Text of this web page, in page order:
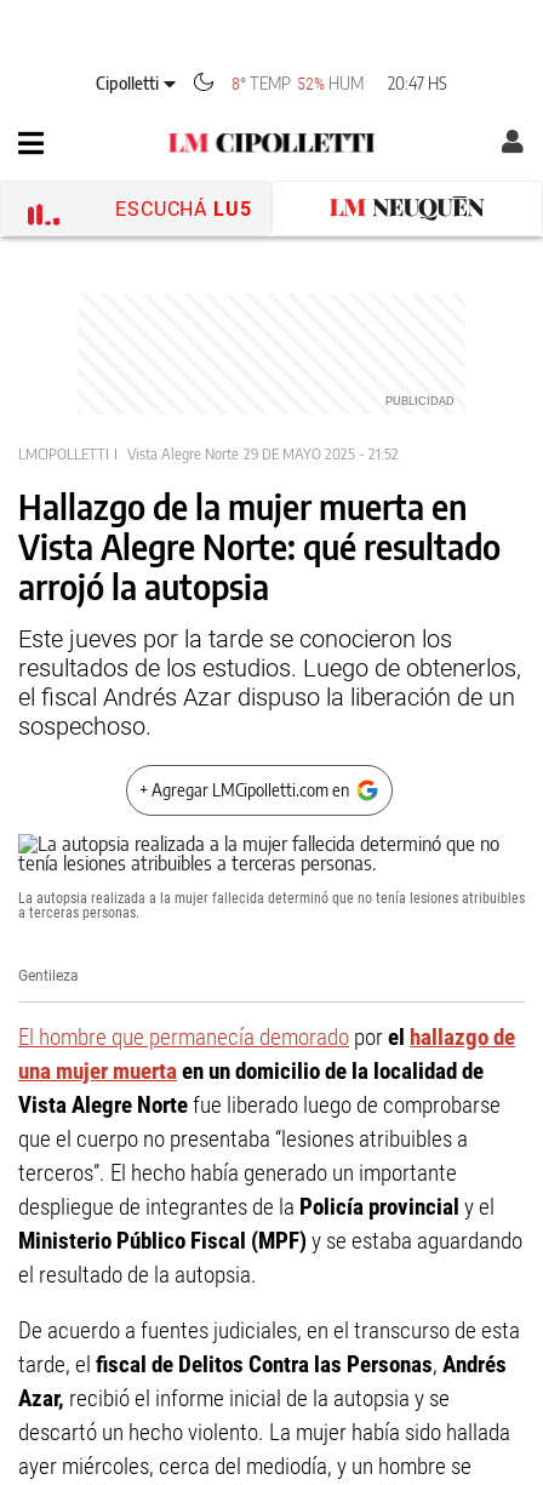
Cipolletti 8° TEMP 52% HUM 20:47 HS
ESCUCHÁ LU5
LMCIPOLLETTI Vista Alegre Norte 29 DE MAYO 2025 - 21:52
Hallazgo de la mujer muerta en
Vista Alegre Norte: qué resultado
arrojó la autopsia
Este jueves por la tarde se conocieron los
resultados de los estudios. Luego de obtenerlos,
el fiscal Andrés Azar dispuso la liberación de un
sospechoso.
+ Agregar LMCipolletti.com en
La autopsia realizada a la mujer fallecida determinó que no tenía lesiones atribuibles
a terceras personas.
Gentileza
El hombre que permanecía demorado porel hallazgo de
una mujer muertaen un domicilio de la localidad de
Vista Alegre Nortefue liberado luego de comprobarse
que el cuerpo no presentaba “lesiones atribuibles a
terceros”. El hecho había generado un importante
despliegue de integrantes de la Policía provincial y el
Ministerio Público Fiscal (MPF)y se estaba aguardando
el resultado de la autopsia.
De acuerdo a fuentes judiciales, en el transcurso de esta
tarde, el fiscal de Delitos Contra las Personas, Andrés
Azar, recibió el informe inicial de la autopsia y se
descartó un hecho violento. La mujer había sido hallada
ayer miércoles, cerca del mediodía, y un hombre se